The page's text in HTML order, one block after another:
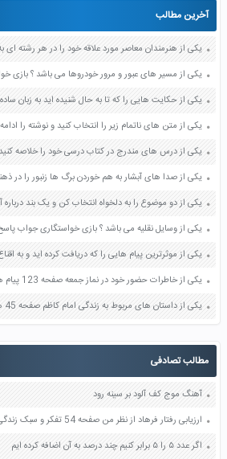
آخرین مطالب
یکی از مسیر های عبور و مرور خودروها می باشد ؟ بازی
یکی از وسایل نقلیه می باشد ؟ بازی خواستگاری جواب
یکی از خاطرات حضور خود در نماز جمعه صفحه 123 پیام های آسمان هفتم
یکی از داستان های مربوط به زندگی امام کاظم صفحه 45 هدیه های آسمان چهارم
مطالب تصادفی
آهنگ موج کف آلود بر سینه رود
ارزیابی رفتار فرهاد از نظر من صفحه 54 تفکر و سبک زندگی هفتم
اگر عدد ۵ را ۵ برابر کنیم چند درصد به آن اضافه کرده ایم